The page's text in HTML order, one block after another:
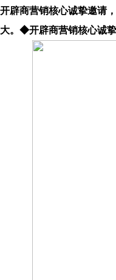
辟商营销核心诚挚邀
。◆开辟商营销核心诚